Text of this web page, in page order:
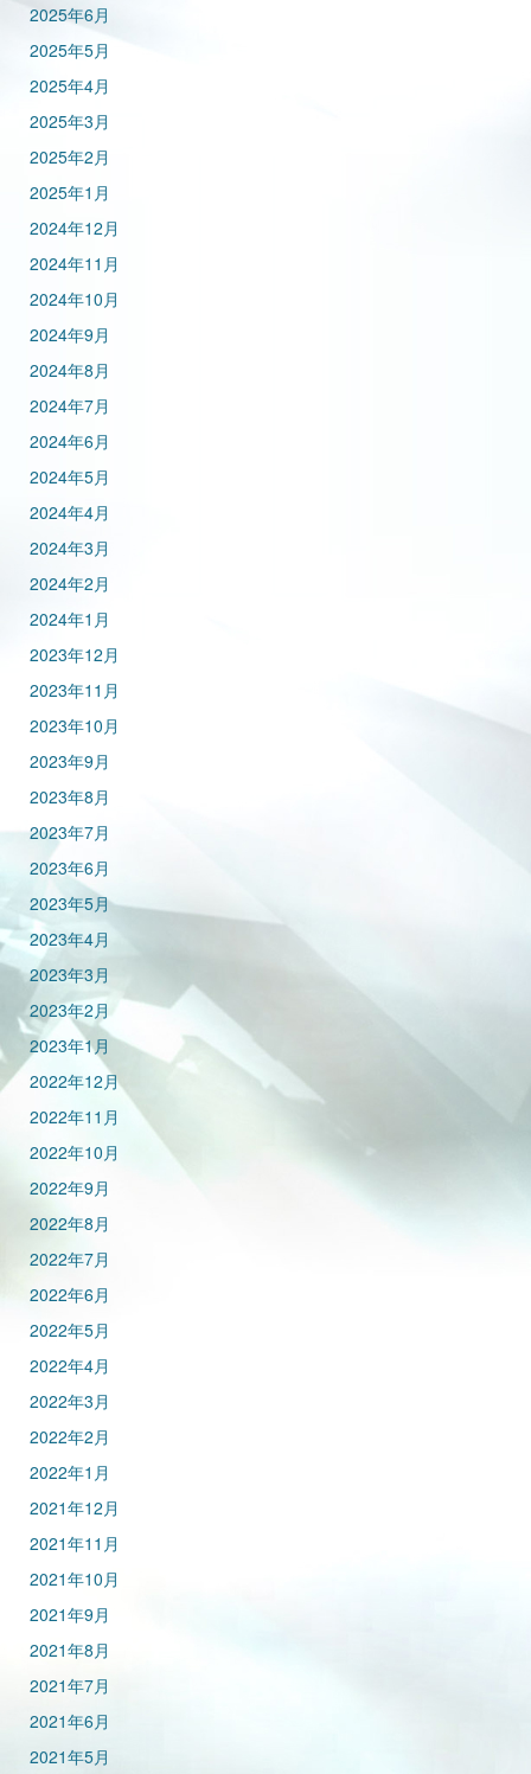
2025年6月
2025年5月
2025年4月
2025年3月
2025年2月
2025年1月
2024年12月
2024年11月
2024年10月
2024年9月
2024年8月
2024年7月
2024年6月
2024年5月
2024年4月
2024年3月
2024年2月
2024年1月
2023年12月
2023年11月
2023年10月
2023年9月
2023年8月
2023年7月
2023年6月
2023年5月
2023年4月
2023年3月
2023年2月
2023年1月
2022年12月
2022年11月
2022年10月
2022年9月
2022年8月
2022年7月
2022年6月
2022年5月
2022年4月
2022年3月
2022年2月
2022年1月
2021年12月
2021年11月
2021年10月
2021年9月
2021年8月
2021年7月
2021年6月
2021年5月